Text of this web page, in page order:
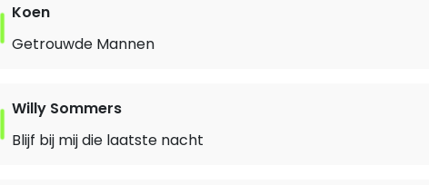
Koen
Getrouwde Mannen
Willy Sommers
Blijf bij mij die laatste nacht